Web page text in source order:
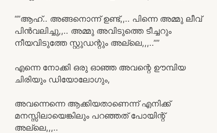
“”ആഹ്.. അങ്ങനൊന്ന് ഉണ്ട്,,.. പിന്നെ അമ്മു ലീവ്
പിൻവലിച്ചു,,.. അമ്മു അവിടുത്തെ ടീച്ചറും
നീയവിടുത്തേ സ്റ്റുഡന്റും അല്ലെ,,,..””
എന്നെ നോക്കി ഒരു ഓഞ്ഞ അവന്റെ ഊമ്പിയ
ചിരിയും ഡിയോലോഗും,
അവന്നെന്നെ ആക്കിയതാണെന്ന് എനിക്ക്
മനസ്സിലായെങ്കിലും പറഞ്ഞത് പോയിന്റ്
അല്ലെ,,,..